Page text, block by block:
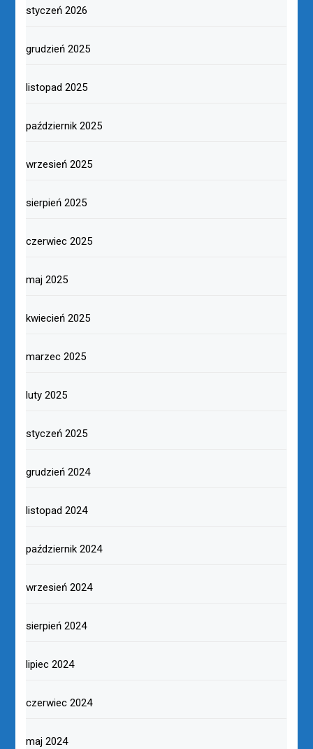
styczeń 2026
grudzień 2025
listopad 2025
październik 2025
wrzesień 2025
sierpień 2025
czerwiec 2025
maj 2025
kwiecień 2025
marzec 2025
luty 2025
styczeń 2025
grudzień 2024
listopad 2024
październik 2024
wrzesień 2024
sierpień 2024
lipiec 2024
czerwiec 2024
maj 2024